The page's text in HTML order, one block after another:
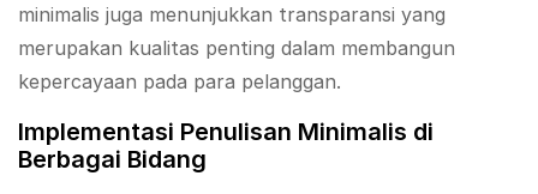
minimalis juga menunjukkan transparansi yang
merupakan kualitas penting dalam membangun
kepercayaan pada para pelanggan.
Implementasi Penulisan Minimalis di
Berbagai Bidang